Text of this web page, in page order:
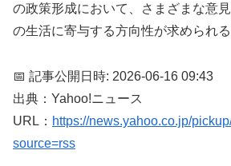
の政策形成において、さまざまな意
の生活に寄与する方向性が求められる
📅 記事公開日時: 2026-06-16 09:43
出典：Yahoo!ニュース
URL： https://news.yahoo.co.jp/
source=rss